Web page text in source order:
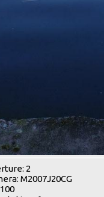
2
M2007J20CG